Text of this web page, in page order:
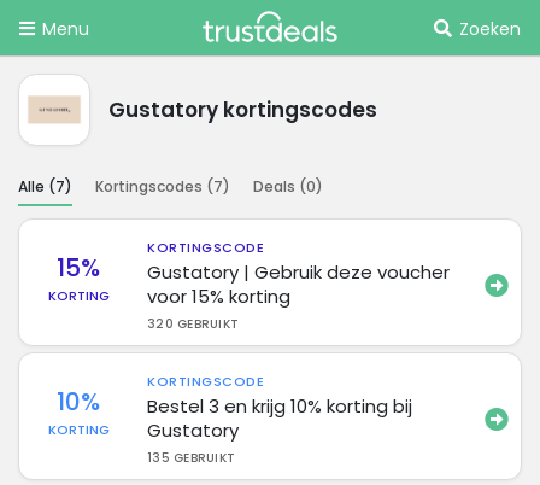
Menu Zoeken
Gustatory kortingscodes
Alle (7) Kortingscodes (7) Deals (0)
15%
KORTING
KORTINGSCODE
Gustatory | Gebruik deze voucher
voor 15% korting
320 GEBRUIKT
10%
KORTING
KORTINGSCODE
Bestel 3 en krijg 10% korting bij
Gustatory
135 GEBRUIKT